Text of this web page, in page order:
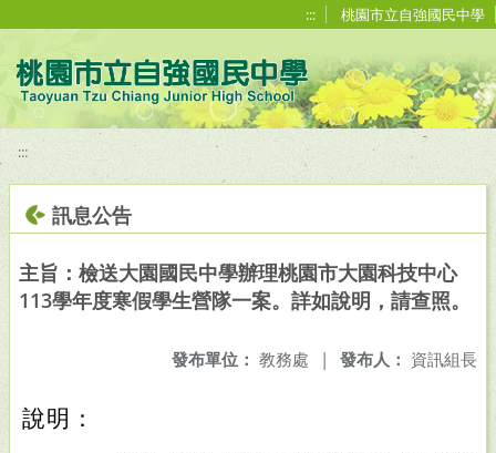
::: 桃園市立自強國民中學
:::
訊息公告
主旨：檢送大園國民中學辦理桃園市大園科技中心
113學年度寒假學生營隊一案。詳如說明，請查照。
發布人： 資訊組長
發布單位： 教務處 |
說明：